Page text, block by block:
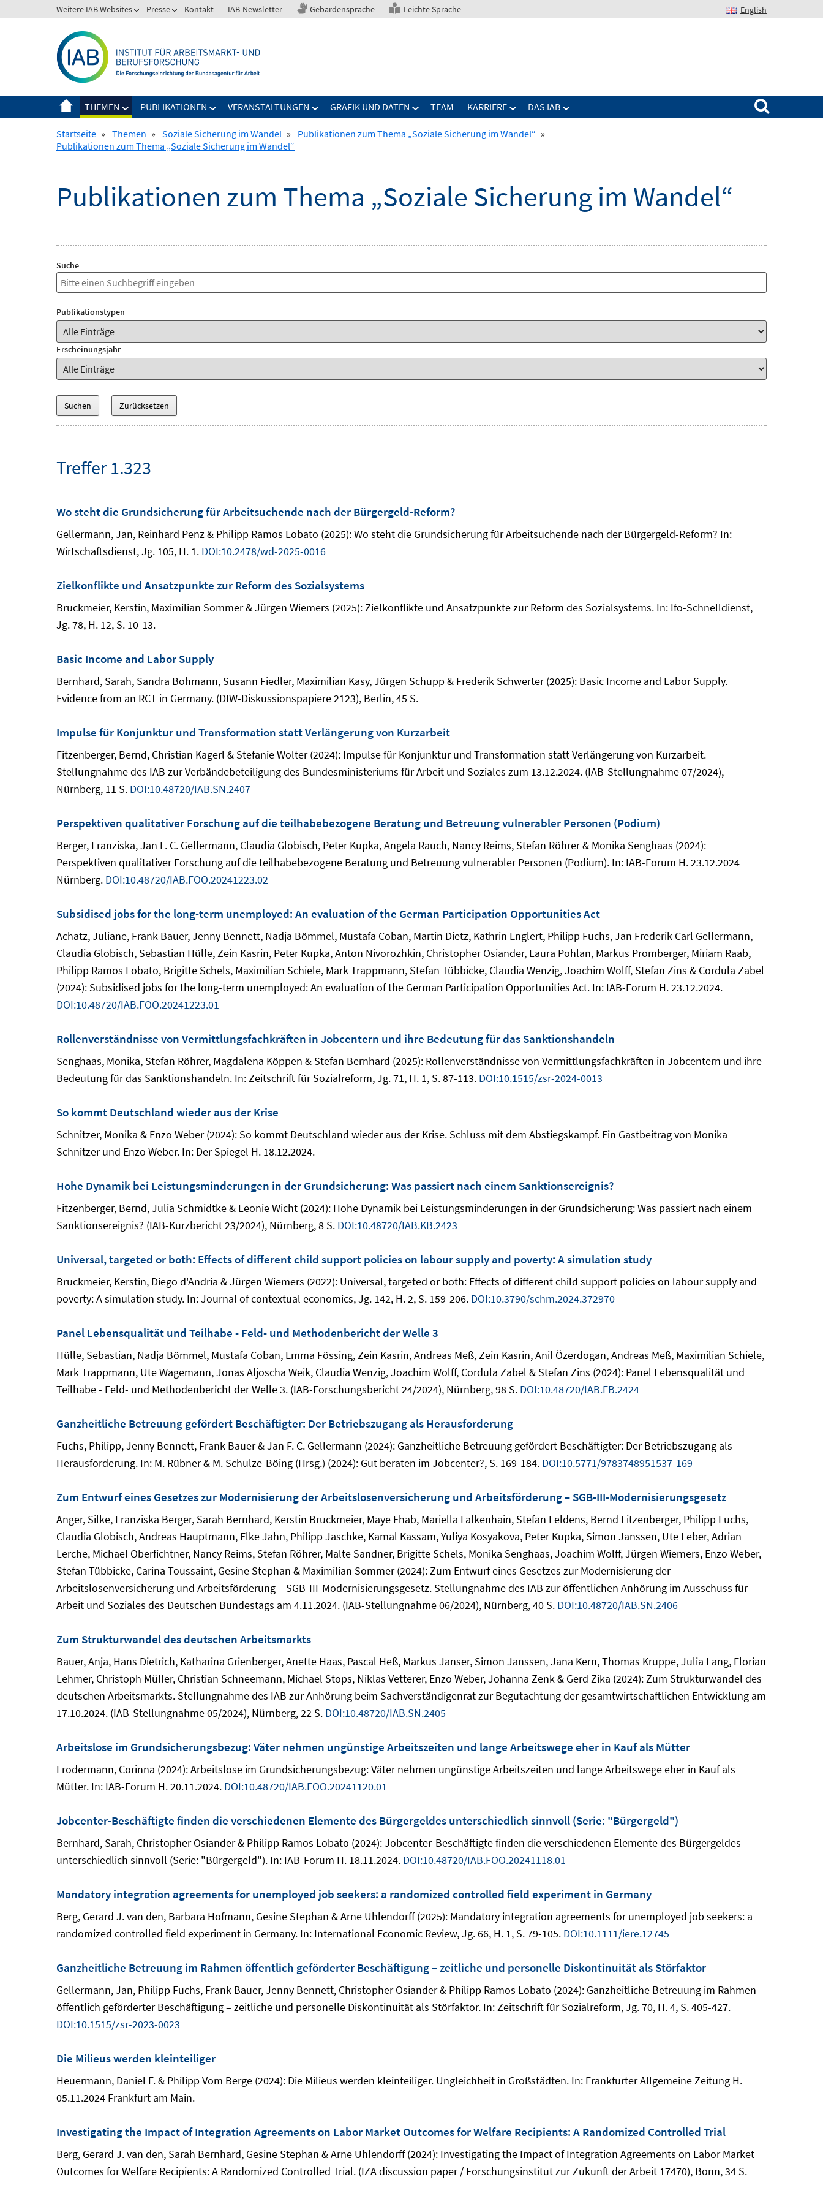
zum
Weitere IAB Websites Presse Kontakt IAB-Newsletter Gebärdensprache Leichte Sprache English
THEMEN PUBLIKATIONEN VERANSTALTUNGEN GRAFIK UND DATEN TEAM KARRIERE DAS IAB
Suchen nach:
Startseite » Themen » Soziale Sicherung im Wandel » Publikationen zum Thema „Soziale Sicherung im Wandel“ »
Publikationen zum Thema „Soziale Sicherung im Wandel“
Publikationen zum Thema „Soziale Sicherung im Wandel“
Suche
Publikationstypen
Erscheinungsjahr
Treffer 1.323
Wo steht die Grundsicherung für Arbeitsuchende nach der Bürgergeld-Reform?
Gellermann, Jan, Reinhard Penz & Philipp Ramos Lobato (2025): Wo steht die Grundsicherung für Arbeitsuchende nach der Bürgergeld-Reform? In:
Wirtschaftsdienst, Jg. 105, H. 1. DOI:10.2478/wd-2025-0016
Zielkonflikte und Ansatzpunkte zur Reform des Sozialsystems
Bruckmeier, Kerstin, Maximilian Sommer & Jürgen Wiemers (2025): Zielkonflikte und Ansatzpunkte zur Reform des Sozialsystems. In: Ifo-Schnelldienst,
Jg. 78, H. 12, S. 10-13.
Basic Income and Labor Supply
Bernhard, Sarah, Sandra Bohmann, Susann Fiedler, Maximilian Kasy, Jürgen Schupp & Frederik Schwerter (2025): Basic Income and Labor Supply.
Evidence from an RCT in Germany. (DIW-Diskussionspapiere 2123), Berlin, 45 S.
Impulse für Konjunktur und Transformation statt Verlängerung von Kurzarbeit
Fitzenberger, Bernd, Christian Kagerl & Stefanie Wolter (2024): Impulse für Konjunktur und Transformation statt Verlängerung von Kurzarbeit.
Stellungnahme des IAB zur Verbändebeteiligung des Bundesministeriums für Arbeit und Soziales zum 13.12.2024. (IAB-Stellungnahme 07/2024),
Nürnberg, 11 S. DOI:10.48720/IAB.SN.2407
Perspektiven qualitativer Forschung auf die teilhabebezogene Beratung und Betreuung vulnerabler Personen (Podium)
Berger, Franziska, Jan F. C. Gellermann, Claudia Globisch, Peter Kupka, Angela Rauch, Nancy Reims, Stefan Röhrer & Monika Senghaas (2024):
Perspektiven qualitativer Forschung auf die teilhabebezogene Beratung und Betreuung vulnerabler Personen (Podium). In: IAB-Forum H. 23.12.2024
Nürnberg. DOI:10.48720/IAB.FOO.20241223.02
Subsidised jobs for the long-term unemployed: An evaluation of the German Participation Opportunities Act
Achatz, Juliane, Frank Bauer, Jenny Bennett, Nadja Bömmel, Mustafa Coban, Martin Dietz, Kathrin Englert, Philipp Fuchs, Jan Frederik Carl Gellermann,
Claudia Globisch, Sebastian Hülle, Zein Kasrin, Peter Kupka, Anton Nivorozhkin, Christopher Osiander, Laura Pohlan, Markus Promberger, Miriam Raab,
Philipp Ramos Lobato, Brigitte Schels, Maximilian Schiele, Mark Trappmann, Stefan Tübbicke, Claudia Wenzig, Joachim Wolff, Stefan Zins & Cordula Zabel
(2024): Subsidised jobs for the long-term unemployed: An evaluation of the German Participation Opportunities Act. In: IAB-Forum H. 23.12.2024.
DOI:10.48720/IAB.FOO.20241223.01
Rollenverständnisse von Vermittlungsfachkräften in Jobcentern und ihre Bedeutung für das Sanktionshandeln
Senghaas, Monika, Stefan Röhrer, Magdalena Köppen & Stefan Bernhard (2025): Rollenverständnisse von Vermittlungsfachkräften in Jobcentern und ihre
Bedeutung für das Sanktionshandeln. In: Zeitschrift für Sozialreform, Jg. 71, H. 1, S. 87-113. DOI:10.1515/zsr-2024-0013
So kommt Deutschland wieder aus der Krise
Schnitzer, Monika & Enzo Weber (2024): So kommt Deutschland wieder aus der Krise. Schluss mit dem Abstiegskampf. Ein Gastbeitrag von Monika
Schnitzer und Enzo Weber. In: Der Spiegel H. 18.12.2024.
Hohe Dynamik bei Leistungsminderungen in der Grundsicherung: Was passiert nach einem Sanktionsereignis?
Fitzenberger, Bernd, Julia Schmidtke & Leonie Wicht (2024): Hohe Dynamik bei Leistungsminderungen in der Grundsicherung: Was passiert nach einem
Sanktionsereignis? (IAB-Kurzbericht 23/2024), Nürnberg, 8 S. DOI:10.48720/IAB.KB.2423
Universal, targeted or both: Effects of different child support policies on labour supply and poverty: A simulation study
Bruckmeier, Kerstin, Diego d'Andria & Jürgen Wiemers (2022): Universal, targeted or both: Effects of different child support policies on labour supply and
poverty: A simulation study. In: Journal of contextual economics, Jg. 142, H. 2, S. 159-206. DOI:10.3790/schm.2024.372970
Panel Lebensqualität und Teilhabe - Feld- und Methodenbericht der Welle 3
Hülle, Sebastian, Nadja Bömmel, Mustafa Coban, Emma Fössing, Zein Kasrin, Andreas Meß, Zein Kasrin, Anil Özerdogan, Andreas Meß, Maximilian Schiele,
Mark Trappmann, Ute Wagemann, Jonas Aljoscha Weik, Claudia Wenzig, Joachim Wolff, Cordula Zabel & Stefan Zins (2024): Panel Lebensqualität und
Teilhabe - Feld- und Methodenbericht der Welle 3. (IAB-Forschungsbericht 24/2024), Nürnberg, 98 S. DOI:10.48720/IAB.FB.2424
Ganzheitliche Betreuung gefördert Beschäftigter: Der Betriebszugang als Herausforderung
Fuchs, Philipp, Jenny Bennett, Frank Bauer & Jan F. C. Gellermann (2024): Ganzheitliche Betreuung gefördert Beschäftigter: Der Betriebszugang als
Herausforderung. In: M. Rübner & M. Schulze-Böing (Hrsg.) (2024): Gut beraten im Jobcenter?, S. 169-184. DOI:10.5771/9783748951537-169
Zum Entwurf eines Gesetzes zur Modernisierung der Arbeitslosenversicherung und Arbeitsförderung – SGB-III-Modernisierungsgesetz
Anger, Silke, Franziska Berger, Sarah Bernhard, Kerstin Bruckmeier, Maye Ehab, Mariella Falkenhain, Stefan Feldens, Bernd Fitzenberger, Philipp Fuchs,
Claudia Globisch, Andreas Hauptmann, Elke Jahn, Philipp Jaschke, Kamal Kassam, Yuliya Kosyakova, Peter Kupka, Simon Janssen, Ute Leber, Adrian
Lerche, Michael Oberfichtner, Nancy Reims, Stefan Röhrer, Malte Sandner, Brigitte Schels, Monika Senghaas, Joachim Wolff, Jürgen Wiemers, Enzo Weber,
Stefan Tübbicke, Carina Toussaint, Gesine Stephan & Maximilian Sommer (2024): Zum Entwurf eines Gesetzes zur Modernisierung der
Arbeitslosenversicherung und Arbeitsförderung – SGB-III-Modernisierungsgesetz. Stellungnahme des IAB zur öffentlichen Anhörung im Ausschuss für
Arbeit und Soziales des Deutschen Bundestags am 4.11.2024. (IAB-Stellungnahme 06/2024), Nürnberg, 40 S. DOI:10.48720/IAB.SN.2406
Zum Strukturwandel des deutschen Arbeitsmarkts
Bauer, Anja, Hans Dietrich, Katharina Grienberger, Anette Haas, Pascal Heß, Markus Janser, Simon Janssen, Jana Kern, Thomas Kruppe, Julia Lang, Florian
Lehmer, Christoph Müller, Christian Schneemann, Michael Stops, Niklas Vetterer, Enzo Weber, Johanna Zenk & Gerd Zika (2024): Zum Strukturwandel des
deutschen Arbeitsmarkts. Stellungnahme des IAB zur Anhörung beim Sachverständigenrat zur Begutachtung der gesamtwirtschaftlichen Entwicklung am
17.10.2024. (IAB-Stellungnahme 05/2024), Nürnberg, 22 S. DOI:10.48720/IAB.SN.2405
Arbeitslose im Grundsicherungsbezug: Väter nehmen ungünstige Arbeitszeiten und lange Arbeitswege eher in Kauf als Mütter
Frodermann, Corinna (2024): Arbeitslose im Grundsicherungsbezug: Väter nehmen ungünstige Arbeitszeiten und lange Arbeitswege eher in Kauf als
Mütter. In: IAB-Forum H. 20.11.2024. DOI:10.48720/IAB.FOO.20241120.01
Jobcenter-Beschäftigte finden die verschiedenen Elemente des Bürgergeldes unterschiedlich sinnvoll (Serie: "Bürgergeld")
Bernhard, Sarah, Christopher Osiander & Philipp Ramos Lobato (2024): Jobcenter-Beschäftigte finden die verschiedenen Elemente des Bürgergeldes
unterschiedlich sinnvoll (Serie: "Bürgergeld"). In: IAB-Forum H. 18.11.2024. DOI:10.48720/IAB.FOO.20241118.01
Mandatory integration agreements for unemployed job seekers: a randomized controlled field experiment in Germany
Berg, Gerard J. van den, Barbara Hofmann, Gesine Stephan & Arne Uhlendorff (2025): Mandatory integration agreements for unemployed job seekers: a
randomized controlled field experiment in Germany. In: International Economic Review, Jg. 66, H. 1, S. 79-105. DOI:10.1111/iere.12745
Ganzheitliche Betreuung im Rahmen öffentlich geförderter Beschäftigung – zeitliche und personelle Diskontinuität als Störfaktor
Gellermann, Jan, Philipp Fuchs, Frank Bauer, Jenny Bennett, Christopher Osiander & Philipp Ramos Lobato (2024): Ganzheitliche Betreuung im Rahmen
öffentlich geförderter Beschäftigung – zeitliche und personelle Diskontinuität als Störfaktor. In: Zeitschrift für Sozialreform, Jg. 70, H. 4, S. 405-427.
DOI:10.1515/zsr-2023-0023
Die Milieus werden kleinteiliger
Heuermann, Daniel F. & Philipp Vom Berge (2024): Die Milieus werden kleinteiliger. Ungleichheit in Großstädten. In: Frankfurter Allgemeine Zeitung H.
05.11.2024 Frankfurt am Main.
Investigating the Impact of Integration Agreements on Labor Market Outcomes for Welfare Recipients: A Randomized Controlled Trial
Berg, Gerard J. van den, Sarah Bernhard, Gesine Stephan & Arne Uhlendorff (2024): Investigating the Impact of Integration Agreements on Labor Market
Outcomes for Welfare Recipients: A Randomized Controlled Trial. (IZA discussion paper / Forschungsinstitut zur Zukunft der Arbeit 17470), Bonn, 34 S.